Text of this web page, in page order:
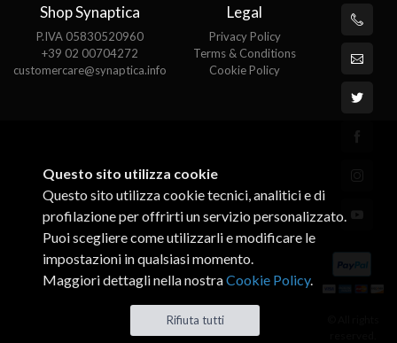
Shop Synaptica
P.IVA 05830520960
+39 02 00704272
customercare@synaptica.info
Legal
Privacy Policy
Terms & Conditions
Cookie Policy
Questo sito utilizza cookie
Questo sito utilizza cookie tecnici, analitici e di
profilazione per offrirti un servizio personalizzato.
Puoi scegliere come utilizzarli e modificare le
impostazioni in qualsiasi momento.
Maggiori dettagli nella nostraCookie Policy.
Rifiuta tutti